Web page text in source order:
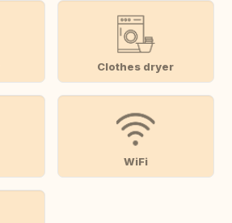
Clothes dryer
WiFi